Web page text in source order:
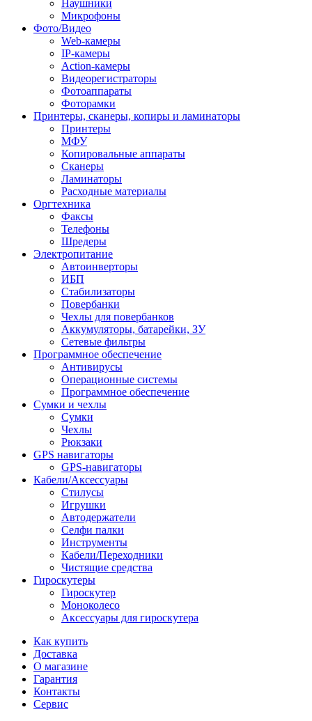
Наушники
Микрофоны
Фото/Видео
Web-камеры
IP-камеры
Action-камеры
Видеорегистраторы
Фотоаппараты
Фоторамки
Принтеры, сканеры, копиры и ламинаторы
Принтеры
МФУ
Копировальные аппараты
Сканеры
Ламинаторы
Расходные материалы
Оргтехника
Факсы
Телефоны
Шредеры
Электропитание
Автоинверторы
ИБП
Стабилизаторы
Повербанки
Чехлы для повербанков
Аккумуляторы, батарейки, ЗУ
Сетевые фильтры
Программное обеспечение
Антивирусы
Операционные системы
Программное обеспечение
Сумки и чехлы
Сумки
Чехлы
Рюкзаки
GPS навигаторы
GPS-навигаторы
Кабели/Аксессуары
Стилусы
Игрушки
Автодержатели
Селфи палки
Инструменты
Кабели/Переходники
Чистящие средства
Гироскутеры
Гироскутер
Моноколесо
Аксессуары для гироскутера
Как купить
Доставка
О магазине
Гарантия
Контакты
Сервис